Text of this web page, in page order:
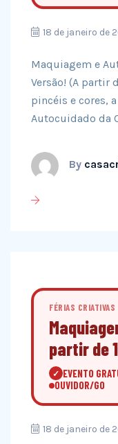
18 de janeiro de
Maquiagem e
Versão! (A partir
pincéis e cores,
Autocuidado da
By
FÉRIAS
partir de
✓ EVENTO
OUVIDOR/GO
18 de janeiro de